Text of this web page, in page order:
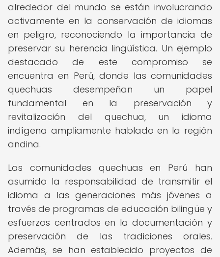
alrededor del mundo se están involucrando
activamente en la conservación de idiomas
en peligro, reconociendo la importancia de
preservar su herencia lingüística. Un ejemplo
destacado de este compromiso se
encuentra en Perú, donde las comunidades
quechuas desempeñan un papel
fundamental en la preservación y
revitalización del quechua, un idioma
indígena ampliamente hablado en la región
andina.
Las comunidades quechuas en Perú han
asumido la responsabilidad de transmitir el
idioma a las generaciones más jóvenes a
través de programas de educación bilingüe y
esfuerzos centrados en la documentación y
preservación de las tradiciones orales.
Además, se han establecido proyectos de